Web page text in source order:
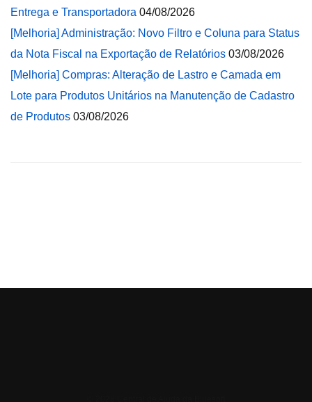
Entrega e Transportadora 04/08/2026
[Melhoria] Administração: Novo Filtro e Coluna para Status
da Nota Fiscal na Exportação de Relatórios 03/08/2026
[Melhoria] Compras: Alteração de Lastro e Camada em
Lote para Produtos Unitários na Manutenção de Cadastro
de Produtos 03/08/2026